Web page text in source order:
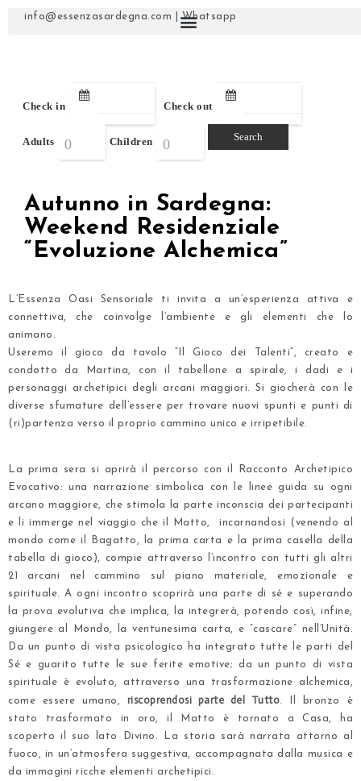
info@essenzasardegna.com |Whatsapp
Check in Check out
Adults Children
Autunno in Sardegna:
Weekend Residenziale
“Evoluzione Alchemica”
L’Essenza Oasi Sensoriale ti invita a un’esperienza attiva e
connettiva, che coinvolge l’ambiente e gli elementi che lo
animano.
Useremo il gioco da tavolo “Il Gioco dei Talenti”, creato e
condotto da Martina, con il tabellone a spirale, i dadi e i
personaggi archetipici degli arcani maggiori. Si giocherà con le
diverse sfumature dell’essere per trovare nuovi spunti e punti di
(ri)partenza verso il proprio cammino unico e irripetibile.
La prima sera si aprirà il percorso con il Racconto Archetipico
Evocativo: una narrazione simbolica con le linee guida su ogni
arcano maggiore, che stimola la parte inconscia dei partecipanti
e li immerge nel viaggio che il Matto, incarnandosi (venendo al
mondo come il Bagatto, la prima carta e la prima casella della
tabella di gioco), compie attraverso l’incontro con tutti gli altri
21 arcani nel cammino sul piano materiale, emozionale e
spirituale. A ogni incontro scoprirà una parte di sé e superando
la prova evolutiva che implica, la integrerà, potendo così, infine,
giungere al Mondo, la ventunesima carta, e “cascare” nell’Unità.
Da un punto di vista psicologico ha integrato tutte le parti del
Sé e guarito tutte le sue ferite emotive; da un punto di vista
spirituale è evoluto, attraverso una trasformazione alchemica,
come essere umano, riscoprendosi parte del Tutto . Il bronzo è
stato trasformato in oro, il Matto è tornato a Casa, ha
scoperto il suo lato Divino. La storia sarà narrata attorno al
fuoco, in un’atmosfera suggestiva, accompagnata dalla musica e
da immagini ricche elementi archetipici.